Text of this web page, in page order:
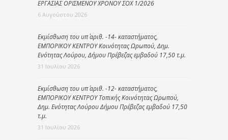
ΕΡΓΑΣΙΑΣ ΟΡΙΣΜΕΝΟΥ ΧΡΟΝΟΥ ΣΟΧ 1/2026
6 Αυγούστου 2026
Εκμίσθωση του υπ΄ αριθ. -14- καταστήματος,
ΕΜΠΟΡΙΚΟΥ ΚΕΝΤΡΟΥ Κοινότητας Ωρωπού, Δημ.
Ενότητας Λούρου, Δήμου Πρέβεζας εμβαδού 17,50 τ.μ.
31 Ιουλίου 2026
Εκμίσθωση του υπ΄ αριθ. -12- καταστήματος,
ΕΜΠΟΡΙΚΟΥ ΚΕΝΤΡΟΥ Τοπικής Κοινότητας Ωρωπού,
Δημ. Ενότητας Λούρου Δήμου Πρέβεζας εμβαδού 17,50
τ.μ.
31 Ιουλίου 2026